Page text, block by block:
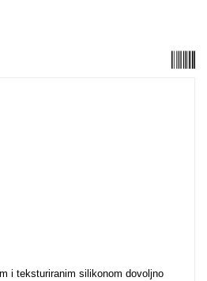
i teksturiranim silikonom dovoljno